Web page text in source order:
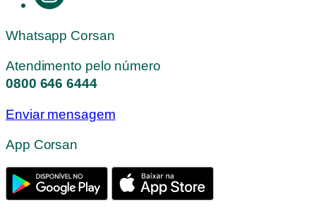
Whatsapp Corsan
Atendimento pelo número
0800 646 6444
Enviar mensagem
App Corsan